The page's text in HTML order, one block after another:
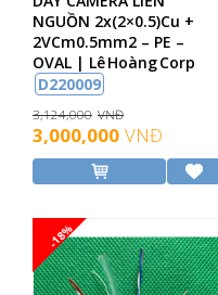
NGUỒN 2x(2×0.5)Cu +
2VCm0.5mm2 – PE –
OVAL | Lê Hoàng Corp
D220009
3,124,000 VNĐ
3,000,000 VNĐ
-18%